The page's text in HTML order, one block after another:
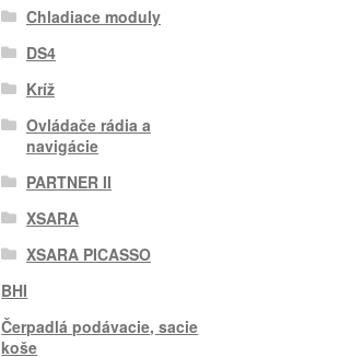
Chladiace moduly
DS4
Kríž
Ovládače rádia a
navigácie
PARTNER II
XSARA
XSARA PICASSO
BHI
Čerpadlá podávacie, sacie
koše